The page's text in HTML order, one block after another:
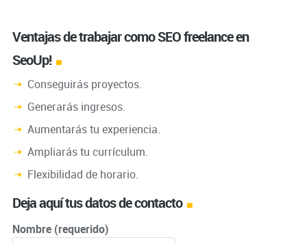
Ventajas de trabajar como SEO freelance en
SeoUp!
Conseguirás proyectos.
Generarás ingresos.
Aumentarás tu experiencia.
Ampliarás tu currículum.
Flexibilidad de horario.
Deja aquí tus datos de contacto
Nombre (requerido)